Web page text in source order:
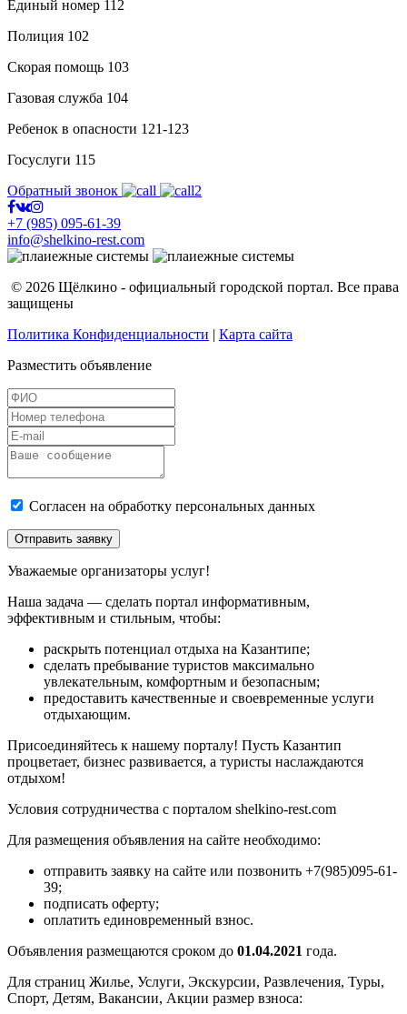
Единый номер 112
Полиция 102
Скорая помощь 103
Газовая служба 104
Ребенок в опасности 121-123
Госуслуги 115
Обратный звонок
+7 (985) 095-61-39
info@shelkino-rest.com
© 2026 Щёлкино - официальный городской портал. Все права
защищены
Политика Конфиденциальности | Карта сайта
Разместить объявление
Согласен на обработку персональных данных
Отправить заявку
Уважаемые организаторы услуг!
Наша задача — сделать портал информативным,
эффективным и стильным, чтобы:
раскрыть потенциал отдыха на Казантипе;
сделать пребывание туристов максимально
увлекательным, комфортным и безопасным;
предоставить качественные и своевременные услуги
отдыхающим.
Присоединяйтесь к нашему порталу! Пусть Казантип
процветает, бизнес развивается, а туристы наслаждаются
отдыхом!
Условия сотрудничества с порталом shelkino-rest.com
Для размещения объявления на сайте необходимо:
отправить заявку на сайте или позвонить +7(985)095-61-
39;
подписать оферту;
оплатить единовременный взнос.
Объявления размещаются сроком до 01.04.2021 года.
Для страниц Жилье, Услуги, Экскурсии, Развлечения, Туры,
Спорт, Детям, Вакансии, Акции размер взноса: